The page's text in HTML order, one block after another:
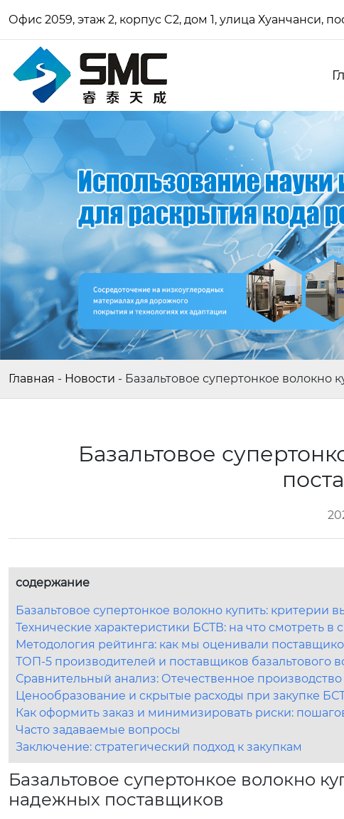
Офис 2059, этаж 2, корпус C2, дом 1, улица Хуанчанси,
Главная - Новости - Базальтовое супертонкое волокно
Базальтовое
содержание
Базальтовое супертонкое волокно купить:
Технические характеристики БСТВ: на что смотреть в
Методология рейтинга: как мы оценивали
ТОП-5 производителей и поставщиков базальтового
Сравнительный анализ: Отечественное
Ценообразование и скрытые расходы при закупке
Как оформить заказ и минимизировать риски:
Часто задаваемые вопросы
Заключение: стратегический подход к закупкам
Базальтовое супертонкое волокно
надежных поставщиков